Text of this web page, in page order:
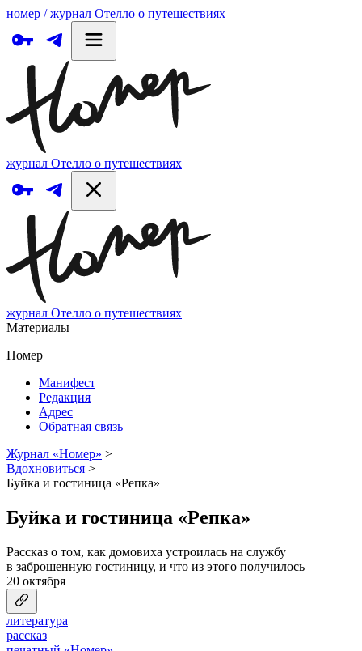
номер / журнал Отелло о путешествиях
журнал Отелло о путешествиях
журнал Отелло о путешествиях
Материалы
Номер
Манифест
Редакция
Адрес
Обратная связь
Журнал «Номер» >
Вдохновиться >
Буйка и гостиница «Репка»
Буйка и гостиница «Репка»
Рассказ о том, как домовиха устроилась на службу
в заброшенную гостиницу, и что из этого получилось
20 октября
литература
рассказ